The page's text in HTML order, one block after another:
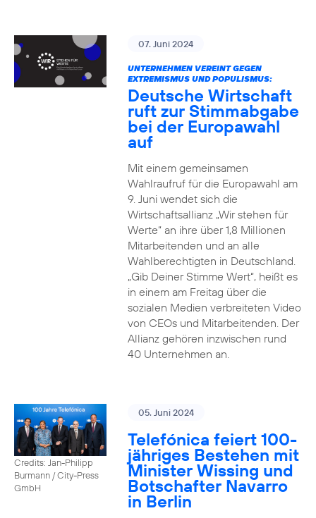
07. Juni 2024
UNTERNEHMEN VEREINT GEGEN
EXTREMISMUS UND POPULISMUS:
Deutsche Wirtschaft
ruft zur Stimmabgabe
bei der Europawahl
auf
Mit einem gemeinsamen
Wahlraufruf für die Europawahl am
9. Juni wendet sich die
Wirtschaftsallianz „Wir stehen für
Werte“ an ihre über 1,8 Millionen
Mitarbeitenden und an alle
Wahlberechtigten in Deutschland.
„Gib Deiner Stimme Wert“, heißt es
in einem am Freitag über die
sozialen Medien verbreiteten Video
von CEOs und Mitarbeitenden. Der
Allianz gehören inzwischen rund
40 Unternehmen an.
Credits: Jan-Philipp
Burmann / City-Press
GmbH
05. Juni 2024
Telefónica feiert 100-
jähriges Bestehen mit
Minister Wissing und
Botschafter Navarro
in Berlin